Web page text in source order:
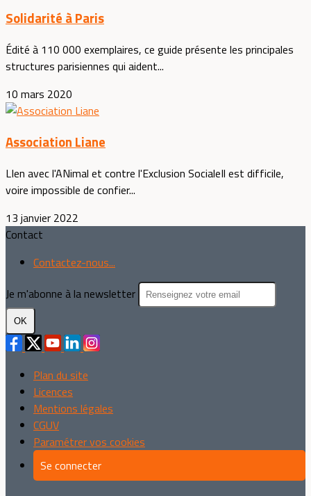
Solidarité à Paris
Édité à 110 000 exemplaires, ce guide présente les principales
structures parisiennes qui aident...
10 mars 2020
Association Liane
LIen avec l'ANimal et contre l'Exclusion SocialeIl est difficile,
voire impossible de confier...
13 janvier 2022
Contact
Contactez-nous...
Je m'abonne à la newsletter
OK
Plan du site
Licences
Mentions légales
CGUV
Paramétrer vos cookies
Se connecter